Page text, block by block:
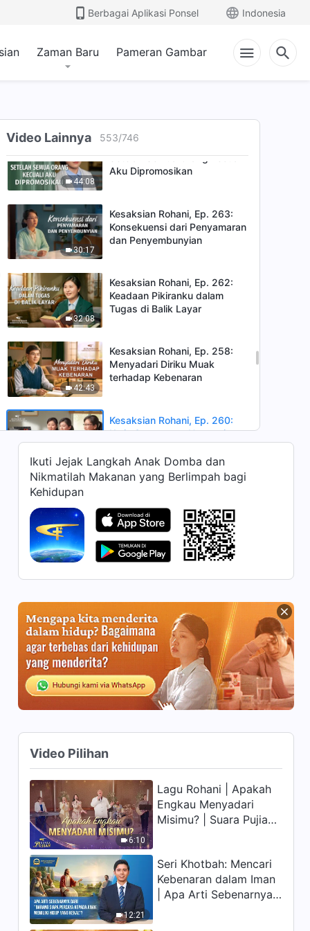
Berbagai Aplikasi Ponsel Indonesia
Zaman Baru Pameran Gambar
Video Lainnya 553/746
Kesaksian Rohani, Ep. 267:
Melaksanakan Tugasmu
Berarti Memiliki Hati Nurani
44:08
Kesaksian Rohani, Ep. 265:
Setelah Semua Orang Kecuali
Aku Dipromosikan
30:17
Kesaksian Rohani, Ep. 263:
Konsekuensi dari Penyamaran
dan Penyembunyian
32:08
Kesaksian Rohani, Ep. 262:
Keadaan Pikiranku dalam
Tugas di Balik Layar
42:43
Kesaksian Rohani, Ep. 258:
Menyadari Diriku Muak
terhadap Kebenaran
32:15
Kesaksian Rohani, Ep. 260:
Kerja Sama yang Harmonis
adalah Kunci dalam Tugas
41:02
Membalas Dendam
Kesaksian Rohani, Ep. 259:
39:02
Kesaksian Rohani, Ep. 256:
Tugas Tidak Bisa
Menghasilkan Tanpa Prinsip
1:07:29
Kesaksian Rohani, Ep. 257:
Melaksanakan Tugas
Kebenaran
47:13
Menjadi Saksi untuk Tuhan
Sesungguhnya Adalah
Melaksanakan Kewajiban
39:09
Kesaksian Rohani, Ep. 255:
Laporan yang Keliru
Kesaksian Rohani, Ep. 253:
Berubah Melalui Tugasku
Ikuti Jejak Langkah Anak Domba dan
Nikmatilah Makanan yang Berlimpah bagi
Kehidupan
Video Pilihan
6:10
Lagu Rohani | Apakah
Engkau Menyadari
Misimu? | Suara Pujian
12:21
Seri Khotbah: Mencari
Kebenaran dalam Iman
| Apa Arti Sebenarnya